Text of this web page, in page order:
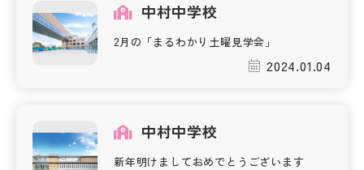
中村中学校
2月の「まるわかり土曜見学会」
2024.01.04
中村中学校
新年明けましておめでとうございます